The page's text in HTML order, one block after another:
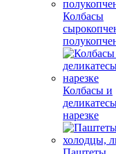
Колбасы
Колбасы и
нарезке